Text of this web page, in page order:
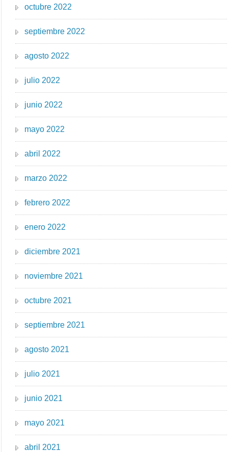
octubre 2022
septiembre 2022
agosto 2022
julio 2022
junio 2022
mayo 2022
abril 2022
marzo 2022
febrero 2022
enero 2022
diciembre 2021
noviembre 2021
octubre 2021
septiembre 2021
agosto 2021
julio 2021
junio 2021
mayo 2021
abril 2021